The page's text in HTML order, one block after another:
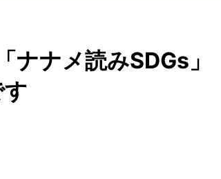
ナナメ読みSDGs」